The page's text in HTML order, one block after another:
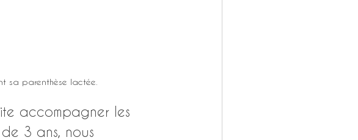
sa parenthèse lactée.
accompagner les
de 3 ans, nous